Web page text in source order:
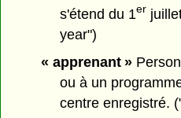
s'étend du 1er
year")
« apprenant »
ou à un
centre enregistré.